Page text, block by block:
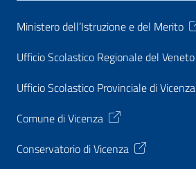
Ministero dell’Istruzione e del Merito
Ufficio Scolastico Regionale del Veneto
Ufficio Scolastico Provinciale di Vicenza
Comune di Vicenza
Conservatorio di Vicenza